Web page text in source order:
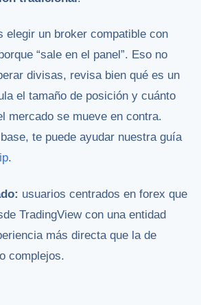
elegir un broker compatible con
“sale en el panel”. Eso no
divisas, revisa bien qué es un
el tamaño de posición y cuánto
mercado se mueve en contra.
te puede ayudar nuestra guía
.
usuarios centrados en forex que
TradingView con una entidad
más directa que la de
complejos.